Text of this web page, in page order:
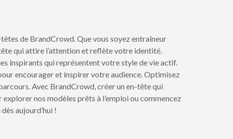
de BrandCrowd. Que vous soyez entraîneur
qui attire l’attention et reflète votre identité.
inspirants qui représentent votre style de vie actif.
encourager et inspirer votre audience. Optimisez
Avec BrandCrowd, créer un en-tête qui
nos modèles prêts à l’emploi ou commencez
aujourd’hui !